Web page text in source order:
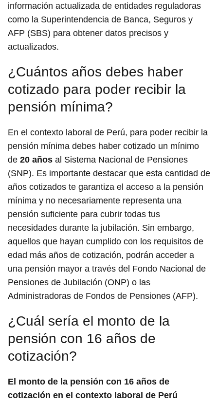
información actualizada de entidades reguladoras
como la Superintendencia de Banca, Seguros y
AFP (SBS) para obtener datos precisos y
actualizados.
¿Cuántos años debes haber
cotizado para poder recibir la
pensión mínima?
En el contexto laboral de Perú, para poder recibir la
pensión mínima debes haber cotizado un mínimo
de 20 años al Sistema Nacional de Pensiones
(SNP). Es importante destacar que esta cantidad de
años cotizados te garantiza el acceso a la pensión
mínima y no necesariamente representa una
pensión suficiente para cubrir todas tus
necesidades durante la jubilación. Sin embargo,
aquellos que hayan cumplido con los requisitos de
edad más años de cotización, podrán acceder a
una pensión mayor a través del Fondo Nacional de
Pensiones de Jubilación (ONP) o las
Administradoras de Fondos de Pensiones (AFP).
¿Cuál sería el monto de la
pensión con 16 años de
cotización?
El monto de la pensión con 16 años de
cotización en el contexto laboral de Perú